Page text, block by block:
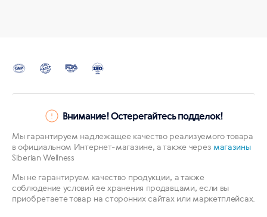
Внимание! Остерегайтесь подделок!
Мы гарантируем надлежащее качество реализуемого товара
в официальном Интернет-магазине, а также через магазины
Siberian Wellness
Мы не гарантируем качество продукции, а также
соблюдение условий ее хранения продавцами, если вы
приобретаете товар на сторонних сайтах или маркетплейсах.